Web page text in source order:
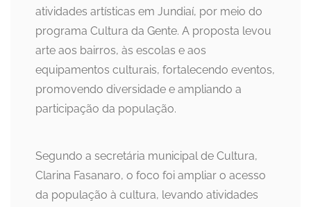
atividades artísticas em Jundiaí, por meio do
programa Cultura da Gente. A proposta levou
arte aos bairros, às escolas e aos
equipamentos culturais, fortalecendo eventos,
promovendo diversidade e ampliando a
participação da população.
Segundo a secretária municipal de Cultura,
Clarina Fasanaro, o foco foi ampliar o acesso
da população à cultura, levando atividades